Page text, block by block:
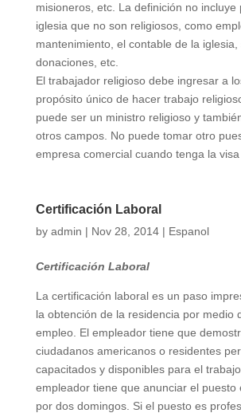
misioneros, etc. La definición no incluye
iglesia que no son religiosos, como
mantenimiento, el contable de la iglesia,
donaciones, etc.
El trabajador religioso debe ingresar a
propósito único de hacer trabajo
puede ser un ministro religioso y
otros campos. No puede tomar otro
empresa comercial cuando tenga la visa
Certificación Laboral
by admin | Nov 28, 2014| Espanol
Certificación Laboral
La certificación laboral es un paso
la obtención de la residencia por medio
empleo. El empleador tiene que
ciudadanos americanos o residentes
capacitados y disponibles para el
empleador tiene que anunciar el puesto
por dos domingos. Si el puesto es